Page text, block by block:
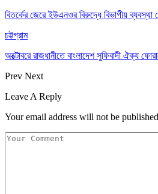
বিতর্কের জেরে ইউএনওর বিরুদ্ধে বিভাগীয় ব্যবস্থা
চট্টগ্রাম
অক্টোবরে রাজধানীতে বাংলাদেশ সুফিবাদী ঐক্য
Prev Next
Leave A Reply
Your email address will not be